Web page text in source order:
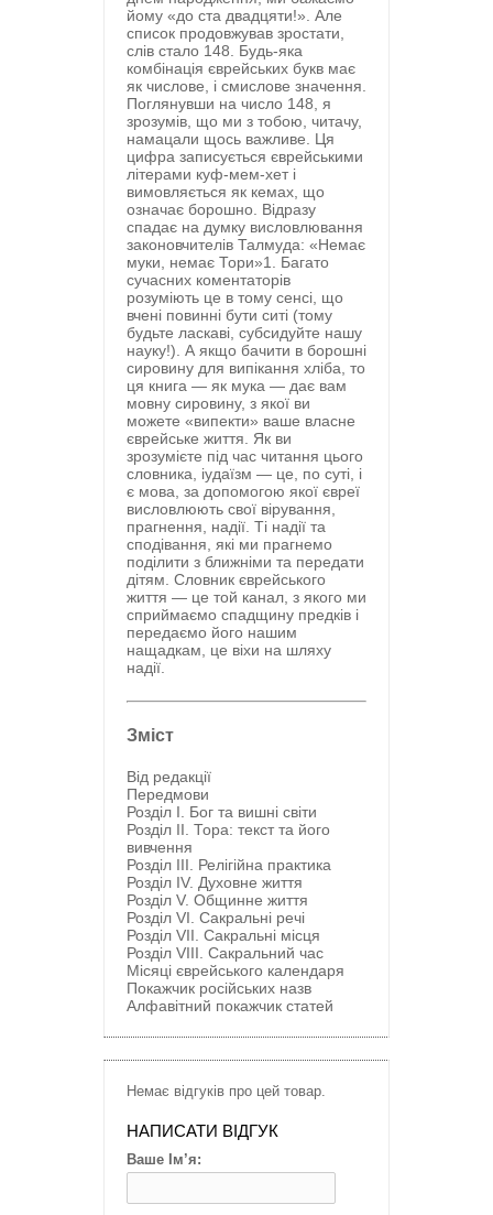
йому «до ста двадцяти!». Але
список продовжував зростати,
слів стало 148. Будь-яка
комбінація єврейських букв має
як числове, і смислове значення.
Поглянувши на число 148, я
зрозумів, що ми з тобою, читачу,
намацали щось важливе. Ця
цифра записується єврейськими
літерами куф-мем-хет і
вимовляється як кемах, що
означає борошно. Відразу
спадає на думку висловлювання
законовчителів Талмуда: «Немає
муки, немає Тори»1. Багато
сучасних коментаторів
розуміють це в тому сенсі, що
вчені повинні бути ситі (тому
будьте ласкаві, субсидуйте нашу
науку!). А якщо бачити в борошні
сировину для випікання хліба, то
ця книга — як мука — дає вам
мовну сировину, з якої ви
можете «випекти» ваше власне
єврейське життя. Як ви
зрозумієте під час читання цього
словника, іудаїзм — це, по суті, і
є мова, за допомогою якої євреї
висловлюють свої вірування,
прагнення, надії. Ті надії та
сподівання, які ми прагнемо
поділити з ближніми та передати
дітям. Словник єврейського
життя — це той канал, з якого ми
сприймаємо спадщину предків і
передаємо його нашим
нащадкам, це віхи на шляху
надії.
Зміст
Від редакції
Передмови
Розділ I. Бог та вишні світи
Розділ ІІ. Тора: текст та його
вивчення
Розділ ІІІ. Релігійна практика
Розділ ІV. Духовне життя
Розділ V. Общинне життя
Розділ VІ. Сакральні речі
Розділ VII. Сакральні місця
Розділ VIII. Сакральний час
Місяці єврейського календаря
Покажчик російських назв
Алфавітний покажчик статей
Немає відгуків про цей товар.
НАПИСАТИ ВІДГУК
Ваше Ім’я: